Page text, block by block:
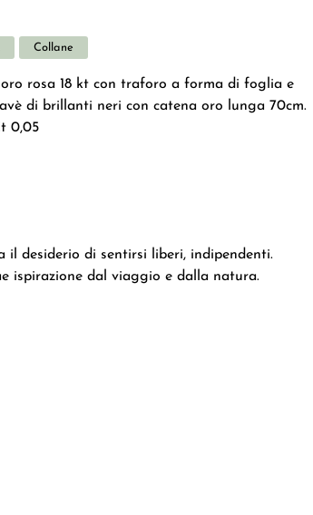
Collane
rosa 18 kt con traforo a forma di foglia e
di brillanti neri con catena oro lunga 70cm.
0,05
il desiderio di sentirsi liberi, indipendenti.
ispirazione dal viaggio e dalla natura.